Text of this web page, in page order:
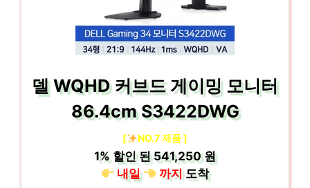
델 WQHD 커브드 게이밍 모니터
86.4cm S3422DWG
[ NO.7 제품 ]
1%할인 된541,250 원
내일
까지도착